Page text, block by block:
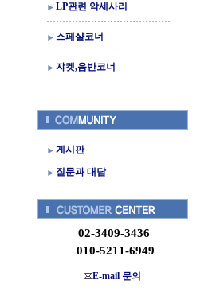
LP관련 악세사리
스페샬코너
쟈켓,음반코너
게시판
질문과 대답
02-3409-3436
010-5211-6949
E-mail 문의